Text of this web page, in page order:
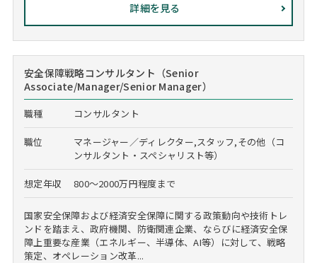
詳細を見る
安全保障戦略コンサルタント（Senior
Associate/Manager/Senior Manager）
職種 コンサルタント
職位
マネージャー／ディレクター,スタッフ,その他（コ
ンサルタント・スペシャリスト等）
想定年収 800～2000万円程度まで
国家安全保障および経済安全保障に関する政策動向や技術トレ
ンドを踏まえ、政府機関、防衛関連企業、ならびに経済安全保
障上重要な産業（エネルギー、半導体、AI等）に対して、戦略
策定、オペレーション改革...